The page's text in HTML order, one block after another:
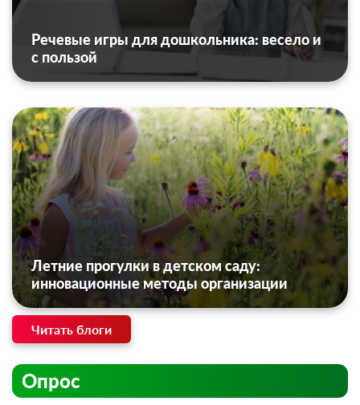
Речевые игры для дошкольника: весело и
с пользой
Летние прогулки в детском саду:
инновационные методы организации
Читать блоги
Опрос